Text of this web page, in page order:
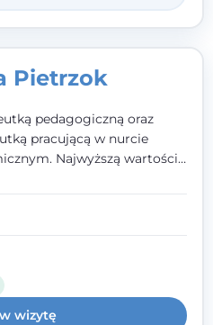
Pietrzok
pedagogiczną oraz
pracującą w nurcie
Najwyższą wartością
pełna zrozumienia i
relacja z pacjentem. To
na zaufaniu więź staje się
której można dotrzeć do
i spojrzeć na nie inaczej
wizytę